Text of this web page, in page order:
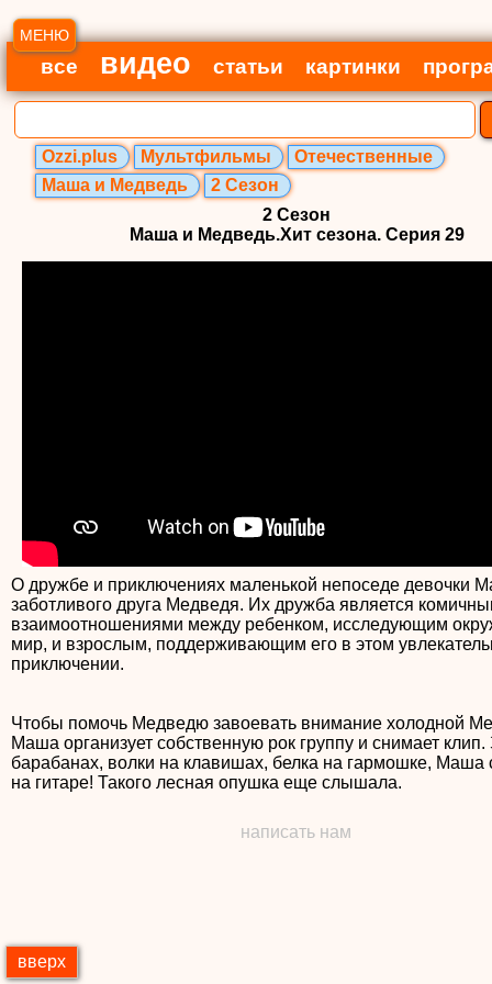
МЕНЮ
все видео статьи картинки
Ozzi.plus Мультфильмы
Отечественные
Маша и Медведь
2 Сезон
2 Сезон
Маша и Медведь.Хит сезона. Серия 29
О дружбе и приключениях маленькой непоседе девочки
заботливого друга Медведя. Их дружба является
взаимоотношениями между ребенком, исследующим
мир, и взрослым, поддерживающим его в этом
приключении.
Чтобы помочь Медведю завоевать внимание холодной
Маша организует собственную рок группу и снимает
барабанах, волки на клавишах, белка на гармошке, Маша
на гитаре! Такого лесная опушка еще слышала.
написать нам
вверх